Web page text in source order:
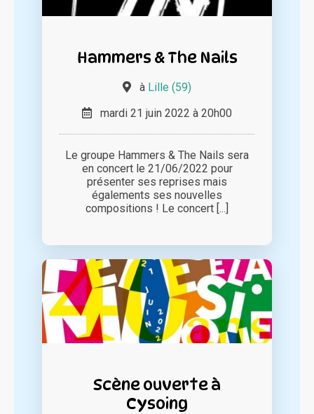
Hammers & The Nails
à Lille (59)
mardi 21 juin 2022 à 20h00
Le groupe Hammers & The Nails sera
en concert le 21/06/2022 pour
présenter ses reprises mais
égalements ses nouvelles
compositions ! Le concert [...]
Scène ouverte à
Cysoing